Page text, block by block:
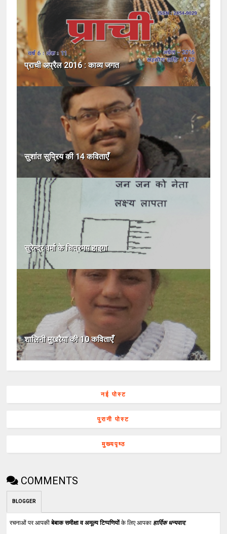
प्राची अप्रैल 2016 : काव्य जगत
सुशांत सुप्रिय की 14 कविताएँ
सुरेन्द्र वर्मा के चित्रमय हाइगा
शालिनी मुखरैया की 10 कविताएँ
नई पोस्ट
पुरानी पोस्ट
मुख्यपृष्ठ
COMMENTS
BLOGGER
रचनाओं पर आपकीबेबाक समीक्षा व अमूल्य टिप्पणियोंके लिए आपका हार्दिक धन्यवाद.